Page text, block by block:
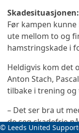
Skadesituasjonen:
Før kampen
ute mellom to og
hamstringskade i
Heldigvis kom det
Anton Stach,
tilbake i trening og
– Det ser bra ut
de seg skadefrie
© Leeds United